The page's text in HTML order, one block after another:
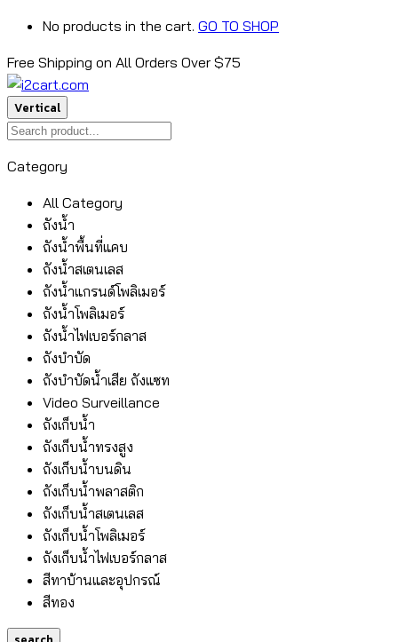
No products in the cart. GO TO SHOP
Free Shipping on All Orders Over $75
Vertical
Category
All Category
ถังน้ำ
ถังน้ำพื้นที่แคบ
ถังน้ำสเตนเลส
ถังน้ำแกรนด์โพลิเมอร์
ถังน้ำโพลิเมอร์
ถังน้ำไฟเบอร์กลาส
ถังบำบัด
ถังบำบัดน้ำเสีย ถังแซท
Video Surveillance
ถังเก็บน้ำ
ถังเก็บน้ำทรงสูง
ถังเก็บน้ำบนดิน
ถังเก็บน้ำพลาสติก
ถังเก็บน้ำสเตนเลส
ถังเก็บน้ำโพลิเมอร์
ถังเก็บน้ำไฟเบอร์กลาส
สีทาบ้านและอุปกรณ์
สีทอง